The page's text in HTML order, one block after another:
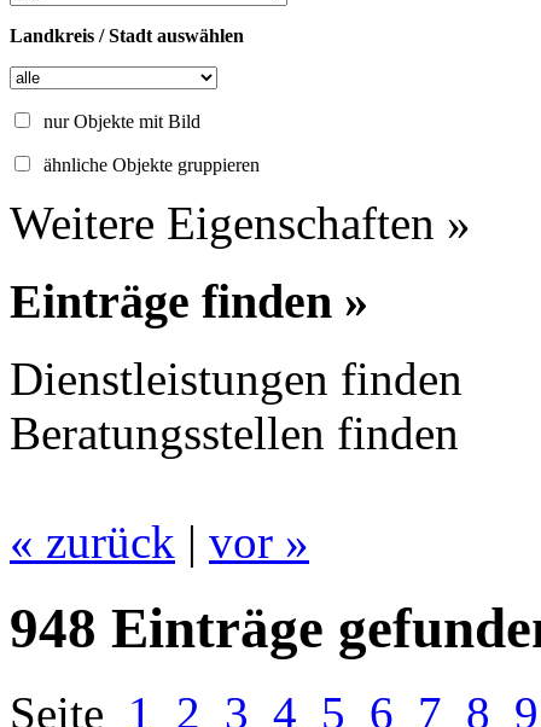
Landkreis / Stadt auswählen
nur Objekte mit Bild
ähnliche Objekte gruppieren
Weitere Eigenschaften »
Einträge finden »
Dienstleistungen finden
Beratungsstellen finden
« zurück | vor »
948 Einträge
Seite 1 2 3 4 5 6 7 8 9